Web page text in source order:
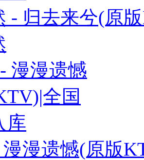
- 归去来兮(原
漫漫遗憾(原版